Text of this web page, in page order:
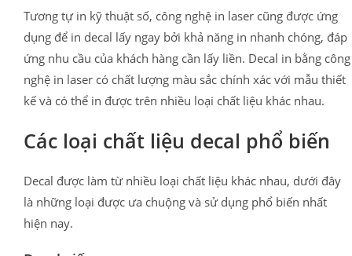
Tương tự in kỹ thuật số, công nghệ in laser cũng được ứng
dụng để in decal lấy ngay bởi khả năng in nhanh chóng, đáp
ứng nhu cầu của khách hàng cần lấy liền. Decal in bằng công
nghệ in laser có chất lượng màu sắc chính xác với mẫu thiết
kế và có thể in được trên nhiều loại chất liệu khác nhau.
Các loại chất liệu decal phổ biến
Decal được làm từ nhiều loại chất liệu khác nhau, dưới đây
là những loại được ưa chuộng và sử dụng phổ biến nhất
hiện nay.